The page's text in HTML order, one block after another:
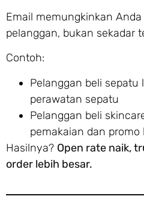
Email memungkinkan
pelanggan, bukan sekadar
Contoh:
Pelanggan beli
perawatan sepatu
Pelanggan beli
pemakaian dan promo
Hasilnya? Open rate naik,
order lebih besar.